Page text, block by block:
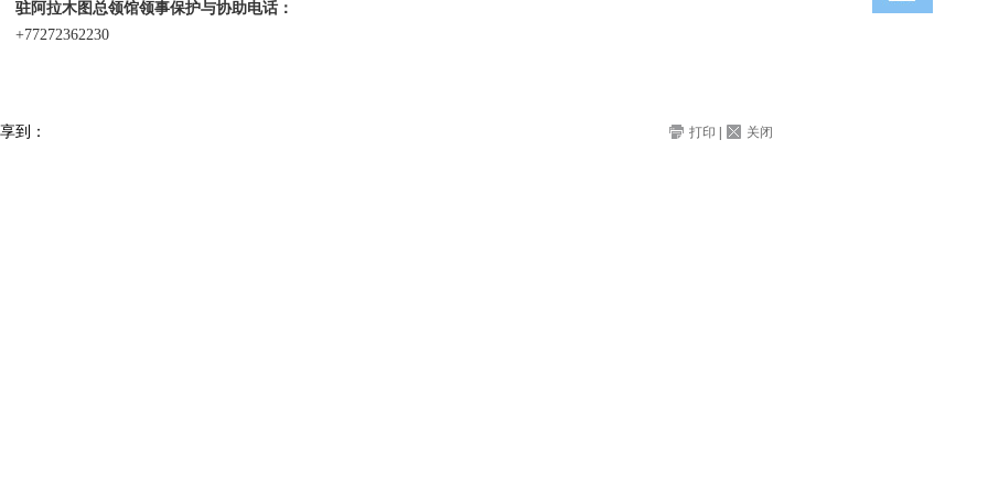
驻阿拉木图总领馆领事保护与协助电话：
+77272362230
到： 打印 关闭